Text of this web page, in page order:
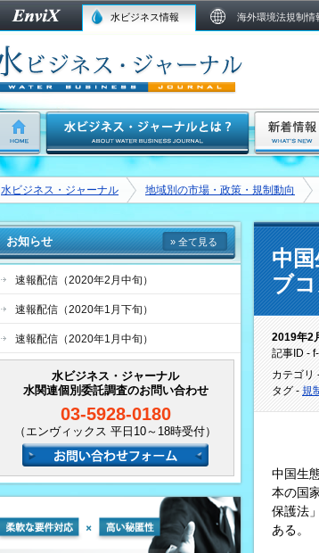
水ビジネス情報 海外環境法規制情
水ビジネス・ジャーナル 地域別の市場・政策・規制動向
中
ブ
2019年2
記事ID -
カテゴリ
タグ - 規
中国生
本の国
保護法
ある。
お知らせ » 全て見る
速報配信（2020年2月中旬）
速報配信（2020年1月下旬）
速報配信（2020年1月中旬）
水ビジネス・ジャーナル
水関連個別委託調査のお問い合わせ
03-5928-0180
（エンヴィックス 平日10～18時受付）